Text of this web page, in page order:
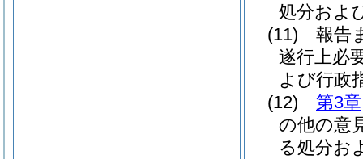
処分およ
(11)
報告
遂行上必
よび行政
(12)
第3章
の他の意
る処分お